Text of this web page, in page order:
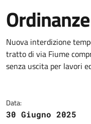
Dettagli
Nuova interdizione
tratto di via Fiume
senza uscita per lavori
Data:
30 Giugno 2025